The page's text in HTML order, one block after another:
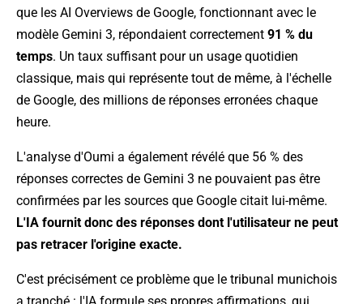
que les AI Overviews de Google, fonctionnant avec le
modèle Gemini 3, répondaient correctement 91 % du
temps. Un taux suffisant pour un usage quotidien
classique, mais qui représente tout de même, à l'échelle
de Google, des millions de réponses erronées chaque
heure.
L'analyse d'Oumi a également révélé que 56 % des
réponses correctes de Gemini 3 ne pouvaient pas être
confirmées par les sources que Google citait lui-même.
L'IA fournit donc des réponses dont l'utilisateur ne peut
pas retracer l'origine exacte.
C'est précisément ce problème que le tribunal munichois